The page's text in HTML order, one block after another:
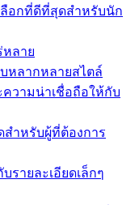
ลือกที่ดีที่สุดสำหรับนัก
หลาย
หลากหลายสไตล์
ความน่าเชื่อถือให้กับ
สำหรับผู้ที่ต้องการ
รายละเอียดเล็กๆ